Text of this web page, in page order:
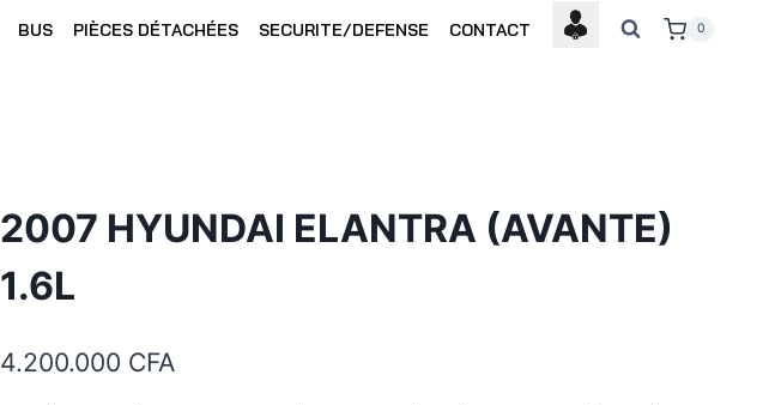
BUS PIÈCES DÉTACHÉES SECURITE/DEFENSE CONTACT 0
2007 HYUNDAI ELANTRA (AVANTE)
1.6L
4.200.000 CFA